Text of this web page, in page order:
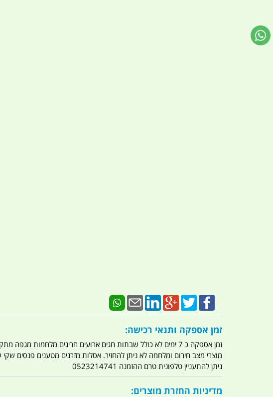
זמן אספקה ותנאי רכישה:
זמן אספקה כ 7 ימים לא כולל שבתות חגים ארועים חריגים מלחמות מגפה מתקפת טרור מתקפת מחשבים
מוצרי מצב חירום ומלחמה לא ניתן להחזיר. אסלות מזרנים מטענים פנסים
ניתן להתעניין טלפונית טרם ההזמנה 0523214741
מדיניות החזרת מוצרים: